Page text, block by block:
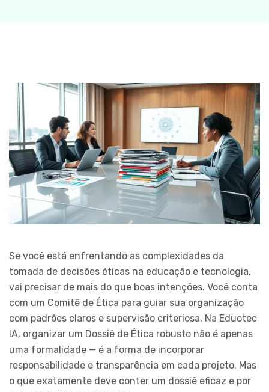
Se você está enfrentando as complexidades da
tomada de decisões éticas na educação e tecnologia,
vai precisar de mais do que boas intenções. Você conta
com um Comitê de Ética para guiar sua organização
com padrões claros e supervisão criteriosa. Na Eduotec
IA, organizar um Dossiê de Ética robusto não é apenas
uma formalidade — é a forma de incorporar
responsabilidade e transparência em cada projeto. Mas
o que exatamente deve conter um dossiê eficaz e por